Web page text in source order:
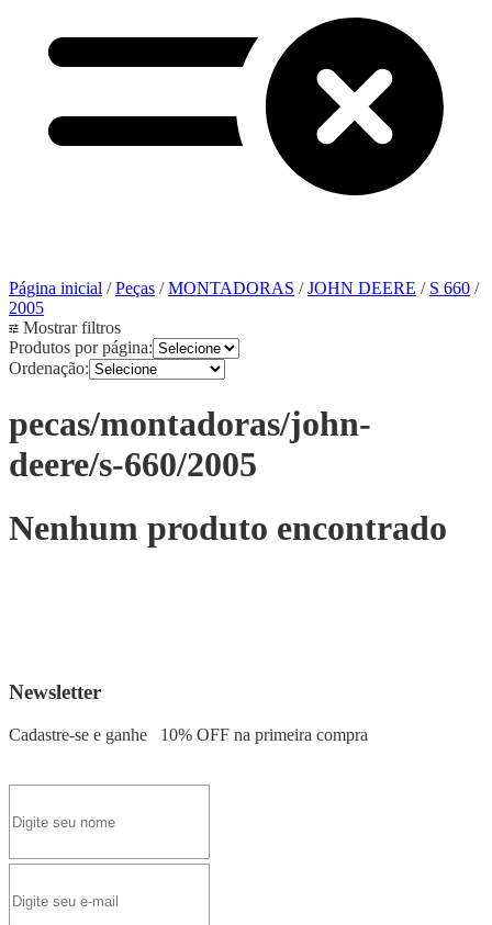
Página inicial /Peças /MONTADORAS /JOHN DEERE / S 660 /
2005
Mostrar filtros
Produtos por página:
Ordenação:
pecas/montadoras/john-
deere/s-660/2005
Nenhum produto encontrado
Newsletter
Cadastre-se e ganhe 10% OFF na primeira compra